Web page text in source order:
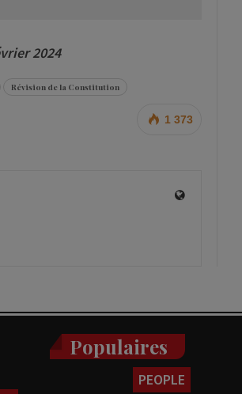
2024
Révision de la Constitution
1 373
Populaires
PEOPLE